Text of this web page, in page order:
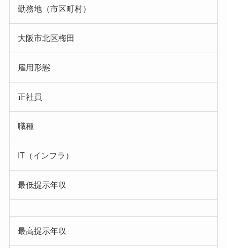
勤務地（市区町村）
大阪市北区梅田
雇用形態
正社員
職種
IT（インフラ）
最低提示年収
最高提示年収